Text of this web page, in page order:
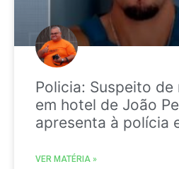
Policia: Suspeito de
em hotel de João
apresenta à polícia
VER MATÉRIA »